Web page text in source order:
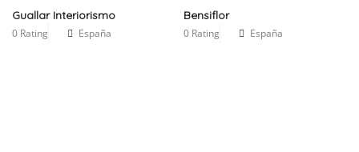
Guallar Interiorismo
0 Rating España
Bensiflor
0 Rating España